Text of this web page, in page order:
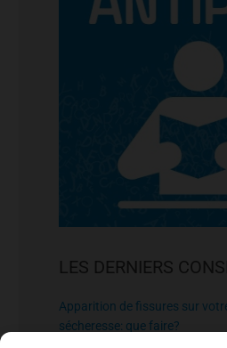
LES DERNIERS
Apparition de fissures sur
sécheresse: que faire?